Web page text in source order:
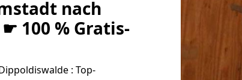
nach
100 % Gratis-
: Top-